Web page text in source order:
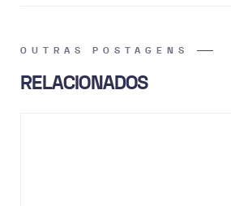
OUTRAS POSTAGENS
RELACIONADOS